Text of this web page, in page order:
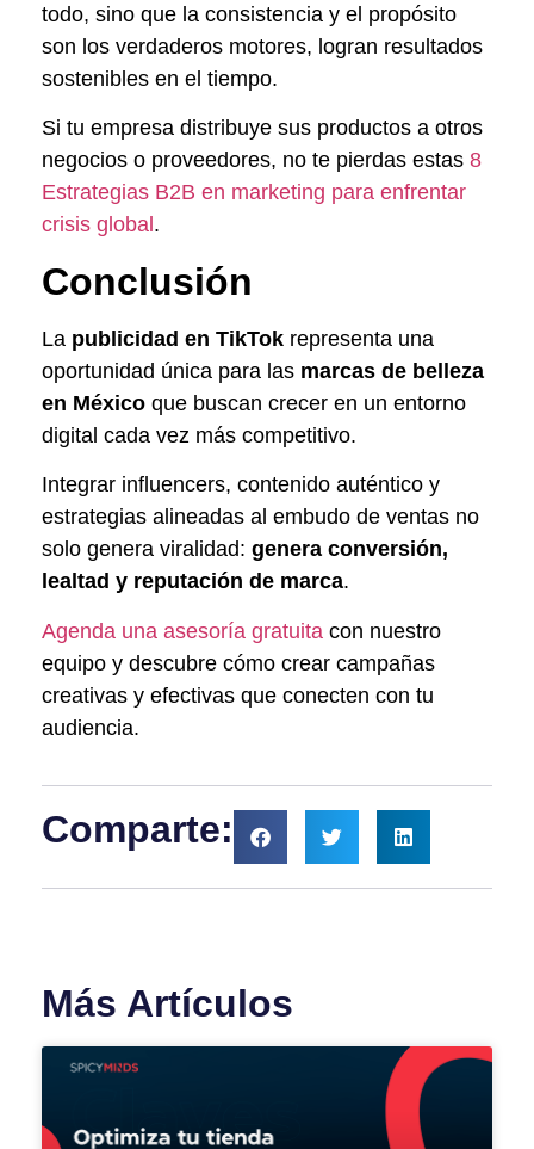
todo, sino que la consistencia y el propósito
son los verdaderos motores, logran resultados
sostenibles en el tiempo.
Si tu empresa distribuye sus productos a otros
negocios o proveedores, no te pierdas estas 8
Estrategias B2B en marketing para enfrentar
crisis global .
Conclusión
La publicidad en TikTok representa una
oportunidad única para las marcas de belleza
en México que buscan crecer en un entorno
digital cada vez más competitivo.
Integrar influencers, contenido auténtico y
estrategias alineadas al embudo de ventas no
solo genera viralidad: genera conversión,
lealtad y reputación de marca.
Agenda una asesoría gratuita con nuestro
equipo y descubre cómo crear campañas
creativas y efectivas que conecten con tu
audiencia.
Comparte:
Más Artículos